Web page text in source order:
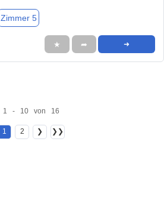
Zimmer 5
★ ➦ ➜
1 - 10 von 16
1 2 ❯ ❯❯